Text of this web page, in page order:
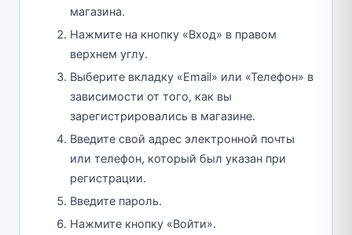
магазина.
Нажмите на кнопку «Вход» в правом
верхнем углу.
Выберите вкладку «Email» или «Телефон» в
зависимости от того, как вы
зарегистрировались в магазине.
Введите свой адрес электронной почты
или телефон, который был указан при
регистрации.
Введите пароль.
Нажмите кнопку «Войти».